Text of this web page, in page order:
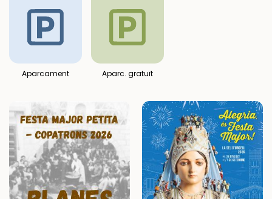
Aparcament Aparc. gratuït